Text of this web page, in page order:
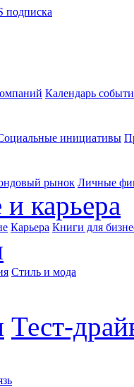
подписка
Календарь
инициативы
рынок Личные
карьера
Карьера Книги для
Стиль и мода
Тест-